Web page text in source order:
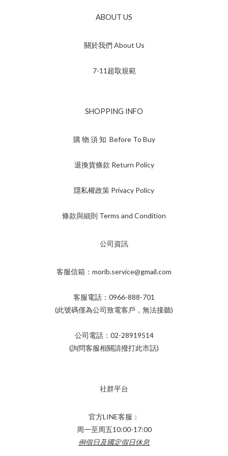
ABOUT US
關於我們 About Us
7-11超取規範
SHOPPING INFO
購 物 須 知 Before To Buy
退換貨條款 Return Policy
隱私權政策 Privacy Policy
條款與細則 Terms and Condition
公司資訊
客服信箱：morib.service@gmail.com
客服電話：0966-888-701
(此號碼僅為公司致電客戶，無法接聽)
公司電話：02-28919514
(詢問客服相關請撥打此市話)
社群平台
官方LINE客服：
周一至周五10:00-17:00
例假日及國定假日休息